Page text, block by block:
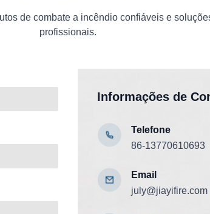
de combate a incêndio confiáveis e
profissionais.
Informações de
Telefone
86-13770610693
july@jiayifire.com
Email